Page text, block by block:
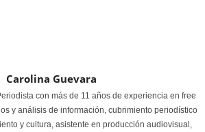
Carolina Guevara
con más de 11 años de experiencia en free
y análisis de información, cubrimiento periodístico
y cultura, asistente en producción audiovisual,